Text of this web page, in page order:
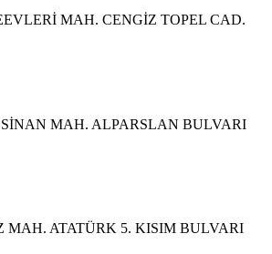
MAH. CENGİZ TOPEL CAD.
MAH. ALPARSLAN BULVARI
MAH. ATATÜRK 5. KISIM BULVARI